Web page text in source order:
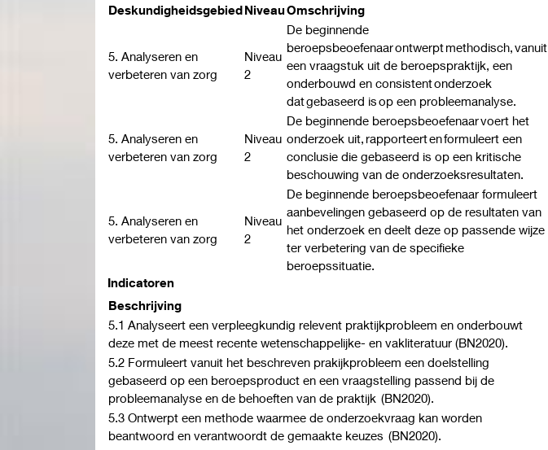
DeskundigheidsgebiedNiveauOmschrijving
5. Analyseren en
verbeteren van zorg
Niveau
2
De beginnende
beroepsbeoefenaar ontwerpt methodisch, vanuit
een vraagstuk uit de beroepspraktijk, een
onderbouwd en consistent onderzoek
dat gebaseerd is op een probleemanalyse.
5. Analyseren en
verbeteren van zorg
Niveau
2
De beginnende beroepsbeoefenaar voert het
onderzoek uit, rapporteert en formuleert een
conclusie die gebaseerd is op een kritische
beschouwing van de onderzoeksresultaten.
5. Analyseren en
verbeteren van zorg
Niveau
2
De beginnende beroepsbeoefenaar formuleert
aanbevelingen gebaseerd op de resultaten van
het onderzoek en deelt deze op passende wijze
ter verbetering van de specifieke
beroepssituatie.
Indicatoren
Beschrijving
5.1 Analyseert een verpleegkundig relevent praktijkprobleem en onderbouwt
deze met de meest recente wetenschappelijke- en vakliteratuur (BN2020).
5.2 Formuleert vanuit het beschreven prakijkprobleem een doelstelling
gebaseerd op een beroepsproduct en een vraagstelling passend bij de
probleemanalyse en de behoeften van de praktijk (BN2020).
5.3 Ontwerpt een methode waarmee de onderzoekvraag kan worden
beantwoord en verantwoordt de gemaakte keuzes (BN2020).